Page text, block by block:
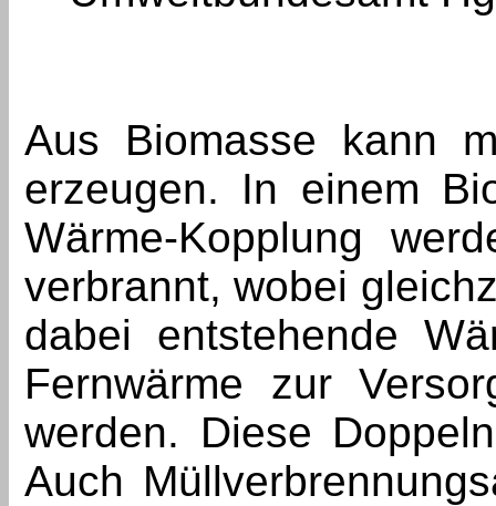
Aus Biomasse kann
erzeugen. In einem
Wärme-Kopplung
verbrannt, wobei
dabei entstehende
Fernwärme zur
werden. Diese
Auch